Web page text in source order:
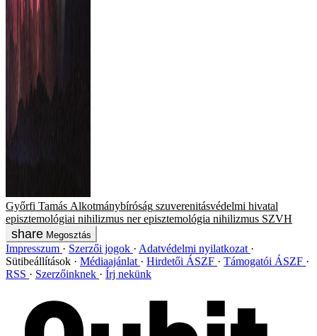
Győrfi Tamás Alkotmánybíróság szuverenitásvédelmi hivatal
episztemológiai nihilizmus ner episztemológia nihilizmus SZVH
Megosztás
Impresszum Szerzői jogok
Adatvédelmi nyilatkozat
Sütibeállítások
Médiaajánlat Hirdetői ÁSZF
Támogatói ÁSZF
RSS
Szerzőinknek Írj nekünk